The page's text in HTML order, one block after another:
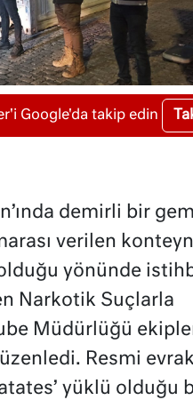
Google'da takip edin
demirli bir
verilen
yönünde
Narkotik Suçlarla
Müdürlüğü
Resmi
yüklü olduğu